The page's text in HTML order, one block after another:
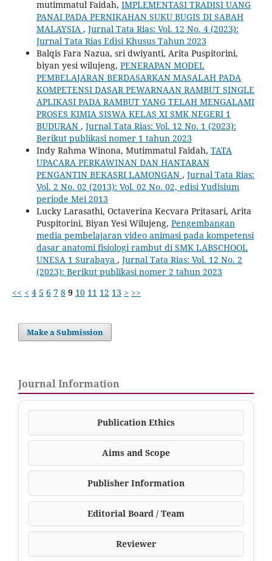
mutimmatul Faidah, IMPLEMENTASI TRADISI UANG
PANAI PADA PERNIKAHAN SUKU BUGIS DI SABAH
MALAYSIA , Jurnal Tata Rias: Vol. 12 No. 4 (2023):
Jurnal Tata Rias Edisi Khusus Tahun 2023
Balqis Fara Nazua, sri dwiyanti, Arita Puspitorini,
biyan yesi wilujeng, PENERAPAN MODEL
PEMBELAJARAN BERDASARKAN MASALAH PADA
KOMPETENSI DASAR PEWARNAAN RAMBUT SINGLE
APLIKASI PADA RAMBUT YANG TELAH MENGALAMI
PROSES KIMIA SISWA KELAS XI SMK NEGERI 1
BUDURAN , Jurnal Tata Rias: Vol. 12 No. 1 (2023):
Berikut publikasi nomer 1 tahun 2023
Indy Rahma Winona, Mutimmatul Faidah, TATA
UPACARA PERKAWINAN DAN HANTARAN
PENGANTIN BEKASRI LAMONGAN , Jurnal Tata Rias:
Vol. 2 No. 02 (2013): Vol. 02 No. 02, edisi Yudisium
periode Mei 2013
Lucky Larasathi, Octaverina Kecvara Pritasari, Arita
Puspitorini, Biyan Yesi Wilujeng, Pengembangan
media pembelajaran video animasi pada kompetensi
dasar anatomi fisiologi rambut di SMK LABSCHOOL
UNESA 1 Surabaya , Jurnal Tata Rias: Vol. 12 No. 2
(2023): Berikut publikasi nomer 2 tahun 2023
<< < 4 5 6 7 8 9 10 11 12 13 > >>
Make a Submission
Journal Information
Publication Ethics
Aims and Scope
Publisher Information
Editorial Board / Team
Reviewer